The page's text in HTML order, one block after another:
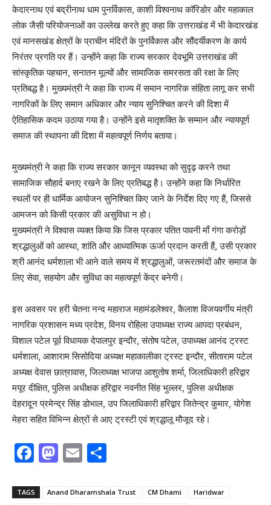
केदारनाथ एवं बद्रीनाथ धाम पुनर्विकास, काशी विश्वनाथ कॉरिडोर और महाकाल
लोक जैसी परियोजनाओं का उल्लेख करते हुए कहा कि उत्तराखंड में भी केदारखंड
एवं मानसखंड क्षेत्रों के प्राचीन मंदिरों के पुनर्विकास और सौंदर्यीकरण के कार्य
निरंतर प्रगति पर हैं। उन्होंने कहा कि राज्य सरकार देवभूमि उत्तराखंड की
सांस्कृतिक पहचान, सनातन मूल्यों और सामाजिक समरसता की रक्षा के लिए
प्रतिबद्ध है। मुख्यमंत्री ने कहा कि राज्य में समान नागरिक संहिता लागू कर सभी
नागरिकों के लिए समान अधिकार और न्याय सुनिश्चित करने की दिशा में
ऐतिहासिक कदम उठाया गया है। उन्होंने इसे मातृशक्ति के सम्मान और न्यायपूर्ण
समाज की स्थापना की दिशा में महत्वपूर्ण निर्णय बताया।
मुख्यमंत्री ने कहा कि राज्य सरकार कानून व्यवस्था को सुदृढ़ करने तथा
सामाजिक सौहार्द बनाए रखने के लिए प्रतिबद्ध है। उन्होंने कहा कि निर्धारित
स्थलों पर ही धार्मिक आयोजन सुनिश्चित किए जाने के निर्देश दिए गए हैं, जिससे
आमजन को किसी प्रकार की असुविधा न हो।
मुख्यमंत्री ने विश्वास व्यक्त किया कि जिस प्रकार पतित पावनी माँ गंगा करोड़ों
श्रद्धालुओं को आस्था, शांति और आध्यात्मिक ऊर्जा प्रदान करती हैं, उसी प्रकार
श्री आनंद धर्मशाला भी आने वाले समय में श्रद्धालुओं, जरूरतमंदों और समाज के
लिए सेवा, सहयोग और सुविधा का महत्वपूर्ण केंद्र बनेगी।
इस अवसर पर हरी चेतना नन्द महाराज महामंडलेश्वर, कैलाश विजयवर्गीय मंत्री
नागरिक प्रशासन मध्य प्रदेश, विनय रोहिला उपाध्यक्ष राज्य आपदा प्रबंधन,
विशाल पटेल पूर्व विधायक देपालपुर इन्दौर, संतोष पटेल, उपाध्यक्ष आनंद ट्रस्ट
धर्मशाला, आशाराम सिसोदिया अध्यक्ष महाकालीका ट्रस्ट इन्दौर, सीताराम पटेल
अध्यक्ष देवास छात्रावास, जिलाध्यक्ष भाजपा आशुतोष शर्मा, जिलाधिकारी हरिद्वार
मयूर दीक्षित, पुलिस अधीक्षक हरिद्वार नवनीत सिंह भुल्लर, पुलिस अधीक्षक
देहरादून प्रमेन्द्र सिंह डोभाल, उप जिलाधिकारी हरिद्वार जितेन्द्र कुमार, योगेश
मेहरा सहित विभिन्न क्षेत्रों से आए ट्रस्टी एवं श्रद्धालू मौजूद रहे।
F
c
M
st
E
ai ar
TAGS Anand Dharamshala Trust CM Dhami
Haridwar